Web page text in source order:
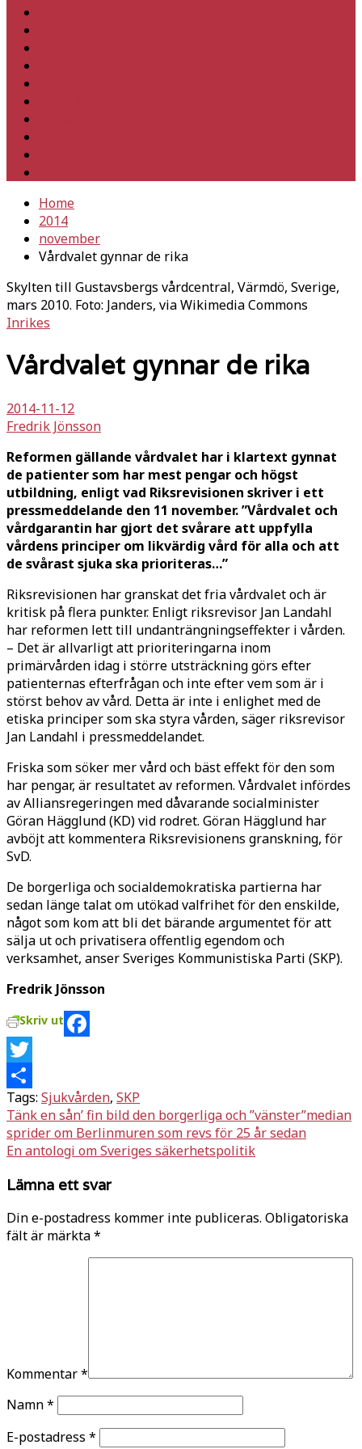
Home
2014
november
Vårdvalet gynnar de rika
Skylten till Gustavsbergs vårdcentral, Värmdö, Sverige,
mars 2010. Foto: Janders, via Wikimedia Commons
Inrikes
Vårdvalet gynnar de rika
2014-11-12
Fredrik Jönsson
Reformen gällande vårdvalet har i klartext gynnat
de patienter som har mest pengar och högst
utbildning, enligt vad Riksrevisionen skriver i ett
pressmeddelande den 11 november. ”Vårdvalet och
vårdgarantin har gjort det svårare att uppfylla
vårdens principer om likvärdig vård för alla och att
de svårast sjuka ska prioriteras…”
Riksrevisionen har granskat det fria vårdvalet och är
kritisk på flera punkter. Enligt riksrevisor Jan Landahl
har reformen lett till undanträngningseffekter i vården.
– Det är allvarligt att prioriteringarna inom
primärvården idag i större utsträckning görs efter
patienternas efterfrågan och inte efter vem som är i
störst behov av vård. Detta är inte i enlighet med de
etiska principer som ska styra vården, säger riksrevisor
Jan Landahl i pressmeddelandet.
Friska som söker mer vård och bäst effekt för den som
har pengar, är resultatet av reformen. Vårdvalet infördes
av Alliansregeringen med dåvarande socialminister
Göran Hägglund (KD) vid rodret. Göran Hägglund har
avböjt att kommentera Riksrevisionens granskning, för
SvD.
De borgerliga och socialdemokratiska partierna har
sedan länge talat om utökad valfrihet för den enskilde,
något som kom att bli det bärande argumentet för att
sälja ut och privatisera offentlig egendom och
verksamhet, anser Sveriges Kommunistiska Parti (SKP).
Fredrik Jönsson
Skriv ut
Facebook
Twitter
Dela
Tags: Sjukvården, SKP
Inläggsnavigering
Tänk en sån’ fin bild den borgerliga och ”vänster”median
sprider om Berlinmuren som revs för 25 år sedan
En antologi om Sveriges säkerhetspolitik
Lämna ett svar
Din e-postadress kommer inte publiceras. Obligatoriska
fält är märkta*
Kommentar*
Namn*
E-postadress *